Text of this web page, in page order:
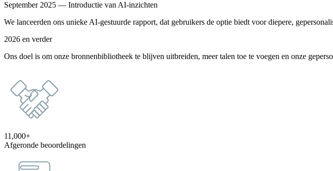
September 2025 — Introductie van AI-inzichten
We lanceerden ons unieke AI-gestuurde rapport, dat gebruikers de optie biedt voor diepere,
2026 en verder
Ons doel is om onze bronnenbibliotheek te blijven uitbreiden, meer talen toe te voegen en onze
11,000+
Afgeronde beoordelingen